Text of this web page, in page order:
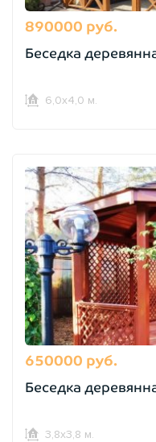
890000 руб.
Беседка
6,0х4,0 м.
650000 руб.
Беседка
3,8х3,8 м.